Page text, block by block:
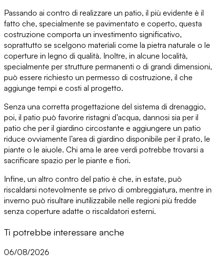
Passando ai contro di realizzare un patio, il più evidente è il
fatto che, specialmente se pavimentato e coperto, questa
costruzione comporta un investimento significativo,
soprattutto se scelgono materiali come la pietra naturale o le
coperture in legno di qualità. Inoltre, in alcune località,
specialmente per strutture permanenti o di grandi dimensioni,
può essere richiesto un permesso di costruzione, il che
aggiunge tempi e costi al progetto.
Senza una corretta progettazione del sistema di drenaggio,
poi, il patio può favorire ristagni d’acqua, dannosi sia per il
patio che per il giardino circostante e aggiungere un patio
riduce ovviamente l’area di giardino disponibile per il prato, le
piante o le aiuole. Chi ama le aree verdi potrebbe trovarsi a
sacrificare spazio per le piante e fiori.
Infine, un altro contro del patio è che, in estate, può
riscaldarsi notevolmente se privo di ombreggiatura, mentre in
inverno può risultare inutilizzabile nelle regioni più fredde
senza coperture adatte o riscaldatori esterni.
Ti potrebbe interessare anche
06/08/2026